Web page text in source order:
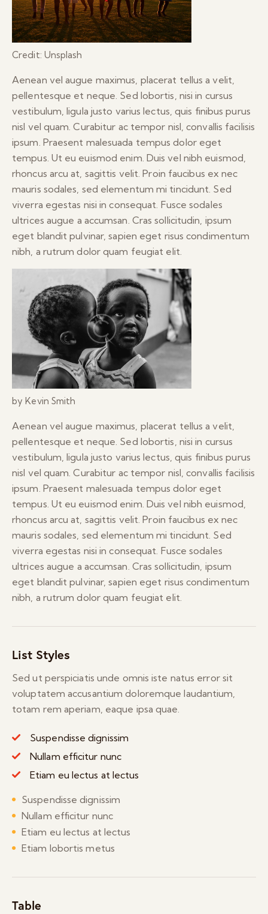
Credit: Unsplash
Aenean vel augue maximus, placerat tellus a velit,
pellentesque et neque. Sed lobortis, nisi in cursus
vestibulum, ligula justo varius lectus, quis finibus purus
nisl vel quam. Curabitur ac tempor nisl, convallis facilisis
ipsum. Praesent malesuada tempus dolor eget
tempus. Ut eu euismod enim. Duis vel nibh euismod,
rhoncus arcu at, sagittis velit. Proin faucibus ex nec
mauris sodales, sed elementum mi tincidunt. Sed
viverra egestas nisi in consequat. Fusce sodales
ultrices augue a accumsan. Cras sollicitudin, ipsum
eget blandit pulvinar, sapien eget risus condimentum
nibh, a rutrum dolor quam feugiat elit.
by Kevin Smith
Aenean vel augue maximus, placerat tellus a velit,
pellentesque et neque. Sed lobortis, nisi in cursus
vestibulum, ligula justo varius lectus, quis finibus purus
nisl vel quam. Curabitur ac tempor nisl, convallis facilisis
ipsum. Praesent malesuada tempus dolor eget
tempus. Ut eu euismod enim. Duis vel nibh euismod,
rhoncus arcu at, sagittis velit. Proin faucibus ex nec
mauris sodales, sed elementum mi tincidunt. Sed
viverra egestas nisi in consequat. Fusce sodales
ultrices augue a accumsan. Cras sollicitudin, ipsum
eget blandit pulvinar, sapien eget risus condimentum
nibh, a rutrum dolor quam feugiat elit.
List Styles
Sed ut perspiciatis unde omnis iste natus error sit
voluptatem accusantium doloremque laudantium,
totam rem aperiam, eaque ipsa quae.
Suspendisse dignissim
Nullam efficitur nunc
Etiam eu lectus at lectus
Suspendisse dignissim
Nullam efficitur nunc
Etiam eu lectus at lectus
Etiam lobortis metus
Table